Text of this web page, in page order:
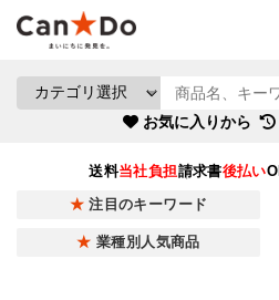
お気に入りから
送料当社負担請求書後払い
注目のキーワード
業種別人気商品